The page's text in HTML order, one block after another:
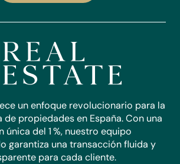
un enfoque revolucionario para la
propiedades en España. Con una
única del 1 %, nuestro equipo
garantiza una transacción fluida y
para cada cliente.